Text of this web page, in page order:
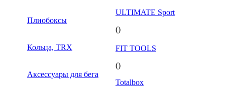
Плиобоксы
Кольца, TRX
Аксессуары для бега
ULTIMATE Sport
()
FIT TOOLS
()
Totalbox